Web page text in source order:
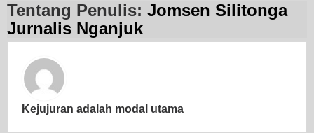
Tentang Penulis: Jomsen Silitonga
Jurnalis Nganjuk
Kejujuran adalah modal utama